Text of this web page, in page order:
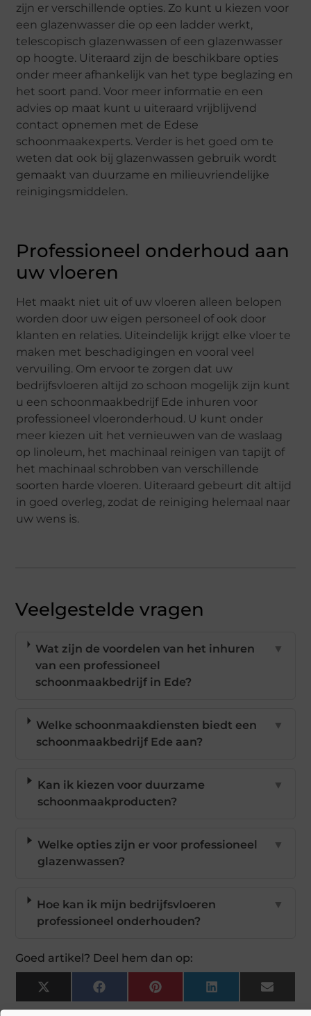
zijn er verschillende opties. Zo kunt u kiezen voor
een glazenwasser die op een ladder werkt,
telescopisch glazenwassen of een glazenwasser
op hoogte. Uiteraard zijn de beschikbare opties
onder meer afhankelijk van het type beglazing en
het soort pand. Voor meer informatie en een
advies op maat kunt u uiteraard vrijblijvend
contact opnemen met de Edese
schoonmaakexperts. Verder is het goed om te
weten dat ook bij glazenwassen gebruik wordt
gemaakt van duurzame en milieuvriendelijke
reinigingsmiddelen.
Professioneel onderhoud aan
uw vloeren
Het maakt niet uit of uw vloeren alleen belopen
worden door uw eigen personeel of ook door
klanten en relaties. Uiteindelijk krijgt elke vloer te
maken met beschadigingen en vooral veel
vervuiling. Om ervoor te zorgen dat uw
bedrijfsvloeren altijd zo schoon mogelijk zijn kunt
u een schoonmaakbedrijf Ede inhuren voor
professioneel vloeronderhoud. U kunt onder
meer kiezen uit het vernieuwen van de waslaag
op linoleum, het machinaal reinigen van tapijt of
het machinaal schrobben van verschillende
soorten harde vloeren. Uiteraard gebeurt dit altijd
in goed overleg, zodat de reiniging helemaal naar
uw wens is.
Veelgestelde vragen
Wat zijn de voordelen van het inhuren
van een professioneel
schoonmaakbedrijf in Ede?
▼
Welke schoonmaakdiensten biedt een
schoonmaakbedrijf Ede aan?
▼
Kan ik kiezen voor duurzame
schoonmaakproducten?
▼
Welke opties zijn er voor professioneel
glazenwassen?
▼
Hoe kan ik mijn bedrijfsvloeren
professioneel onderhouden?
▼
Goed artikel? Deel hem dan op:
X
(Twitter)
FacebookPinterestLinkedIn Email